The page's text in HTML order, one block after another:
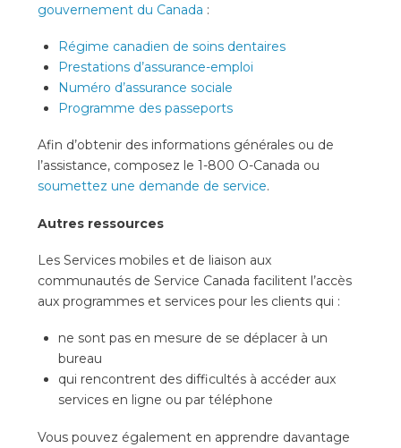
gouvernement du Canada :
Régime canadien de soins dentaires
Prestations d’assurance-emploi
Numéro d’assurance sociale
Programme des passeports
Afin d’obtenir des informations générales ou de
l’assistance, composez le 1-800 O-Canada ou
soumettez une demande de service.
Autres ressources
Les Services mobiles et de liaison aux
communautés de Service Canada facilitent l’accès
aux programmes et services pour les clients qui :
ne sont pas en mesure de se déplacer à un
bureau
qui rencontrent des difficultés à accéder aux
services en ligne ou par téléphone
Vous pouvez également en apprendre davantage